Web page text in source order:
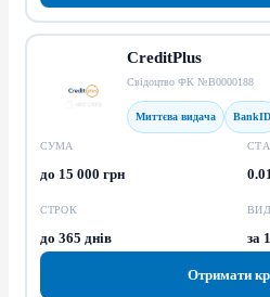
CreditPlus
Свідоцтво ФК №В0000188
Миттєва видача BankID
СУМА
до 15 000 грн
СТРОК
до 365 днів за
Отримати